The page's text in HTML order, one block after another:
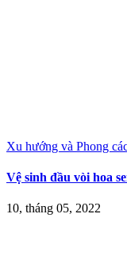
Xu hướng và Phong
Vệ sinh đầu vòi hoa
10, tháng 05, 2022